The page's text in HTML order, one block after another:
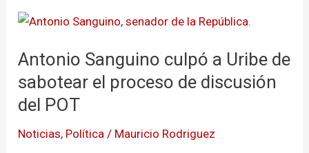
Antonio Sanguino culpó a Uribe de
sabotear el proceso de discusión
del POT
Noticias, Política / Mauricio Rodriguez
Antonio
culpó
a
Uribe
sabotear